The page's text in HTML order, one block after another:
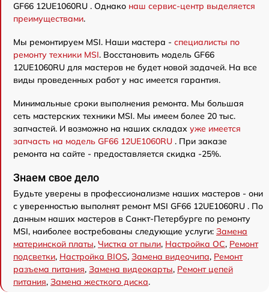
GF66 12UE1060RU . Однако наш сервис-центр выделяется
преимуществами.
Мы ремонтируем MSI. Наши мастера - специалисты по
ремонту техники MSI. Восстановить модель GF66
12UE1060RU для мастеров не будет новой задачей. На все
виды проведенных работ у нас имеется гарантия.
Минимальные сроки выполнения ремонта. Мы большая
сеть мастерских техники MSI. Мы имеем более 20 тыс.
запчастей. И возможно на наших складах уже имеется
запчасть на модель GF66 12UE1060RU . При заказе
ремонта на сайте - предоставляется скидка -25%.
Знаем свое дело
Будьте уверены в профессионализме наших мастеров - они
с уверенностью выполнят ремонт MSI GF66 12UE1060RU . По
данным наших мастеров в Санкт-Петербурге по ремонту
MSI, наиболее востребованы следующие услуги: Замена
материнской платы, Чистка от пыли, Настройка ОС, Ремонт
подсветки, Настройка BIOS, Замена видеочипа, Ремонт
разъема питания, Замена видеокарты, Ремонт цепей
питания, Замена жесткого диска.